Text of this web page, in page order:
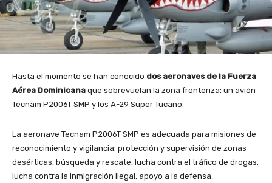
Hasta el momento se han conocido dos aeronaves de la Fuerza
Aérea Dominicana que sobrevuelan la zona fronteriza: un avión
Tecnam P2006T SMP y los A-29 Super Tucano.
La aeronave Tecnam P2006T SMP es adecuada para misiones de
reconocimiento y vigilancia: protección y supervisión de zonas
desérticas, búsqueda y rescate, lucha contra el tráfico de drogas,
lucha contra la inmigración ilegal, apoyo a la defensa,